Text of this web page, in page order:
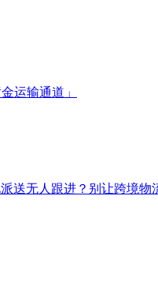
运输通道」
无人跟进？别让跨境